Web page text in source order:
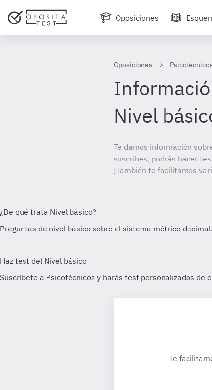
Oposiciones
Oposiciones Psicotécnicos
Nivel
Te damos información
suscribes, podrás hacer
¡También te facilitamos
Te